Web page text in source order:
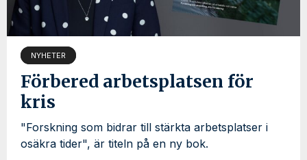
NYHETER
Förbered arbetsplatsen för
kris
"Forskning som bidrar till stärkta arbetsplatser i
osäkra tider", är titeln på en ny bok.